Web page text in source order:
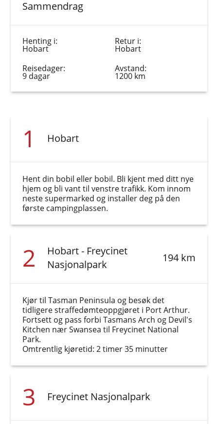
Sammendrag
Henting i:
Hobart
Retur i:
Hobart
Reisedager:
9 dagar
Avstand:
1200 km
1 Hobart
Hent din bobil eller bobil. Bli kjent med ditt nye
hjem og bli vant til venstre trafikk. Kom innom
neste supermarked og installer deg på den
første campingplassen.
2
Hobart - Freycinet
Nasjonalpark
194 km
Kjør til Tasman Peninsula og besøk det
tidligere straffedømteoppgjøret i Port Arthur.
Fortsett og pass forbi Tasmans Arch og Devil's
Kitchen nær Swansea til Freycinet National
Park.
Omtrentlig kjøretid: 2 timer 35 minutter
3 Freycinet Nasjonalpark